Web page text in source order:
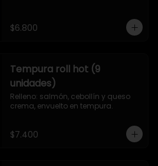
$6.800
Tempura roll hot (9
unidades)
Relleno: salmón, cebollín y queso
crema, envuelto en tempura.
$7.400